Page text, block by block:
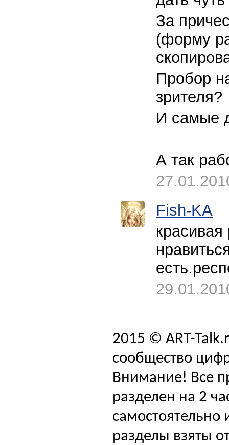
За
(форму
Пробор
зрителя?
И самые
А так
Fish-KA
2015 © ART-
сообщество
Внимание! Все
разделен на 2
самостоятельно
разделы взяты